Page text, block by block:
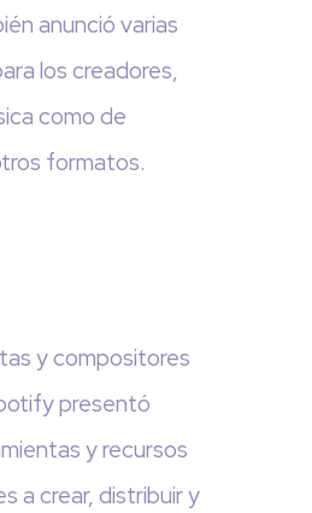
anunció varias
los creadores,
como de
formatos.
y compositores
presentó
y recursos
a crear, distribuir y